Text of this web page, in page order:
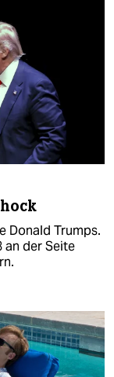
Donald Trumps.
an der Seite